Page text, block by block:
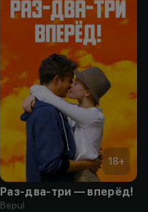
18+
Раз-два-три — вперёд!
Bepul